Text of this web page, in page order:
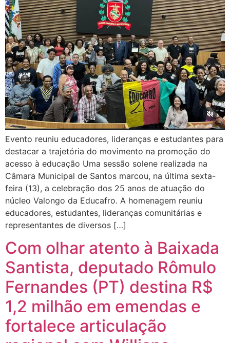
Evento reuniu educadores, lideranças e estudantes para
destacar a trajetória do movimento na promoção do
acesso à educação Uma sessão solene realizada na
Câmara Municipal de Santos marcou, na última sexta-
feira (13), a celebração dos 25 anos de atuação do
núcleo Valongo da Educafro. A homenagem reuniu
educadores, estudantes, lideranças comunitárias e
representantes de diversos […]
Com olhar atento à Baixada
Santista, deputado Rômulo
Fernandes (PT) destina R$
1,2 milhão em emendas e
fortalece articulação